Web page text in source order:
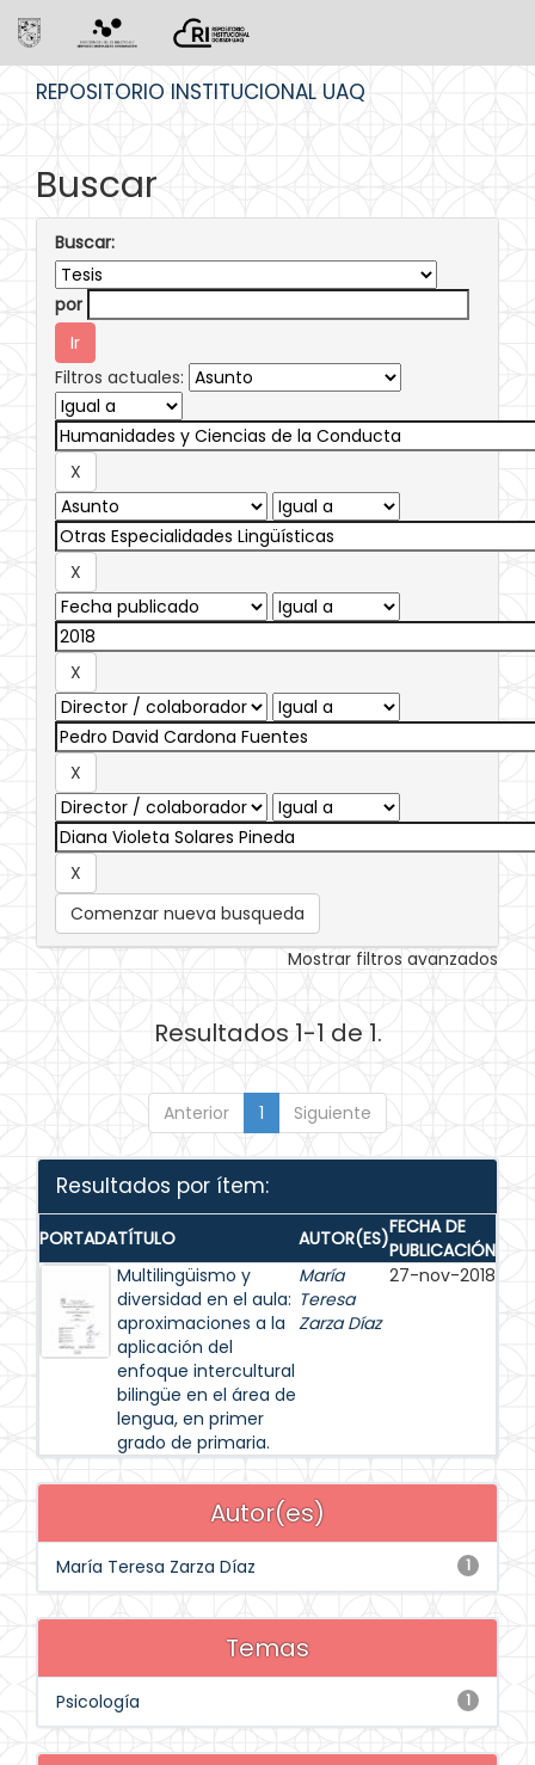
REPOSITORIO INSTITUCIONAL UAQ
Buscar
Buscar:
por
Filtros actuales:
Comenzar nueva busqueda
Mostrar filtros avanzados
Resultados 1-1 de 1.
Anterior 1 Siguiente
Resultados por ítem:
PORTADATÍTULO AUTOR(ES)FECHA DE
PUBLICACIÓN
Multilingüismo y
diversidad en el aula:
aproximaciones a la
aplicación del
enfoque intercultural
bilingüe en el área de
lengua, en primer
grado de primaria.
María
Teresa
Zarza Díaz
27-nov-2018
Autor(es)
1
María Teresa Zarza Díaz
Temas
1
Psicología